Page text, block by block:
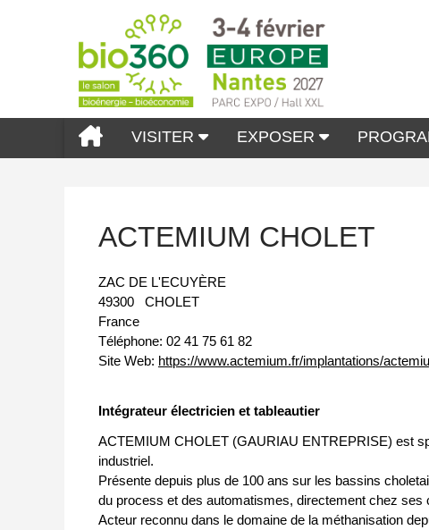
VISITER EXPOSER
ACTEMIUM CHOLET
ZAC DE L'ECUYÈRE
49300
CHOLET
France
Téléphone: 02 41 75 61 82
Site Web: https://www.actemium.fr/implantations/
Intégrateur électricien et tableautier
ACTEMIUM CHOLET (GAURIAU ENTREPRISE) est
industriel.
Présente depuis plus de 100 ans sur les bassins
du process et des automatismes, directement chez ses
Acteur reconnu dans le domaine de la méthanisation